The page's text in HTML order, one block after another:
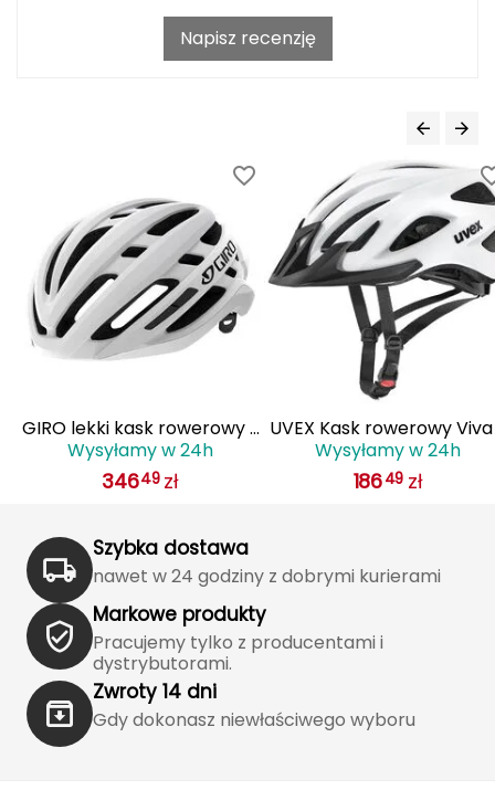
Icebreaker
Icestorm
JOMA
K2
KILLTEC
KONG
Kari Traa
Napisz recenzję
GIRO lekki kask rowerowy z
systemem wentylacji AGILIS
biały
Wysyłamy w 24h
34649 zł
UVEX Kask rowerowy
biały
Wysyłamy w 24h
18649 zł
Szybka dostawa
nawet w 24 godziny z dobrymi kurierami
Markowe produkty
Pracujemy tylko z producentami i
dystrybutorami.
Zwroty 14 dni
Gdy dokonasz niewłaściwego wyboru